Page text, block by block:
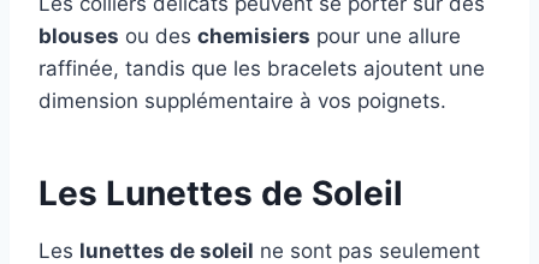
blouses ou des chemisiers pour une allure
raffinée, tandis que les bracelets ajoutent une
dimension supplémentaire à vos poignets.
Les Lunettes de Soleil
Les lunettes de soleil ne sont pas seulement